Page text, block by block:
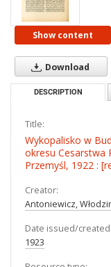
Show content
Download
DESCRIPTION
Title:
Wykopalisko w
okresu Cesarstwa
Przemyśl, 1922 :
Creator:
Antoniewicz,
Date issued/created:
1923